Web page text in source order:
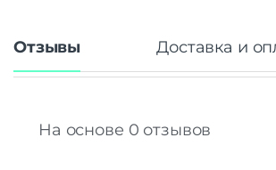
Отзывы Доставка и
На основе 0 отзывов